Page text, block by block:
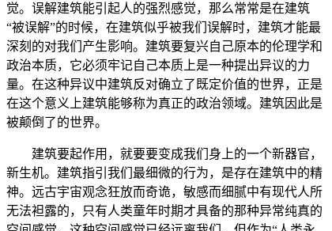
觉。误解建筑能引起人的强烈感觉，那么常常是在建筑
“被误解”的时候，在建筑似乎被我们误解时，建筑才能最
深刻的对我们产生影响。建筑要复兴自己原本的伦理学和
政治本质，它必须牢记自己本质上是一种提出异议的力
量。在这种异议中建筑反对确立了既定价值的世界，正是
在这个意义上建筑能够称为真正的政治领域。建筑因此是
被颠倒了的世界。
建筑要起作用，就要要变成我们身上的一个新器官，
新生机。建筑指引我们最细微的行为，是存在建筑中的精
神。远古宇宙观念狂放而奇诡，敏感而细腻中有现代人所
无法袒露的，只有人类童年时期才具备的那种异常纯真的